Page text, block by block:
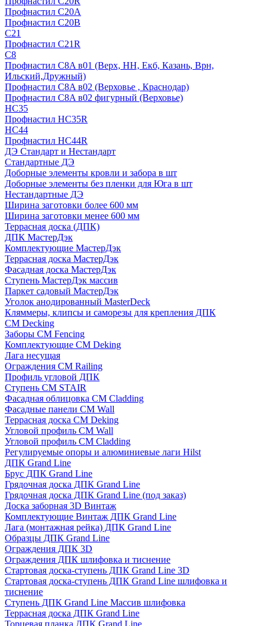
Профнастил С20А
Профнастил С20В
C21
Профнастил С21R
C8
Профнастил С8A в01 (Верх, НН, Екб, Казань, Врн,
Ильский,Дружный)
Профнастил С8A в02 (Верховье , Краснодар)
Профнастил С8A в02 фигурный (Верховье)
HС35
Профнастил HC35R
НС44
Профнастил НС44R
ДЭ Стандарт и Нестандарт
Стандартные ДЭ
Доборные элементы кровли и забора в шт
Доборные элементы без пленки для Юга в шт
Нестандартные ДЭ
Ширина заготовки более 600 мм
Ширина заготовки менее 600 мм
Террасная доска (ДПК)
ДПК МастерДэк
Комплектующие МастерДэк
Террасная доска МастерДэк
Фасадная доска МастерДэк
Ступень МастерДэк массив
Паркет садовый МастерДэк
Уголок анодированный MasterDeck
Кляммеры, клипсы и саморезы для крепления ДПК
CM Decking
Заборы CM Fencing
Комплектующие CM Deking
Лага несущая
Ограждения CM Railing
Профиль угловой ДПК
Ступень CM STAIR
Фасадная облицовка CM Cladding
Фасадные панели CM Wall
Террасная доска CM Deking
Угловой профиль CM Wall
Угловой профиль CM Cladding
Регулируемые опоры и алюминиевые лаги Hilst
ДПК Grand Line
Брус ДПК Grand Line
Грядочная доска ДПК Grand Line
Грядочная доска ДПК Grand Line (под заказ)
Доска заборная 3D Винтаж
Комплектующие Винтаж ДПК Grand Line
Лага (монтажная рейка) ДПК Grand Line
Образцы ДПК Grand Line
Ограждения ДПК 3D
Ограждения ДПК шлифовка и тиснение
Стартовая доска-ступень ДПК Grand Line 3D
Стартовая доска-ступень ДПК Grand Line шлифовка и
тиснение
Ступень ДПК Grand Line Массив шлифовка
Террасная доска ДПК Grand Line
Торцевая планка ДПК Grand Line